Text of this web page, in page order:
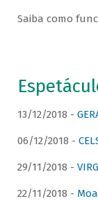
Saiba como
13/12/2018 -
06/12/2018 -
29/11/2018 -
22/11/2018 -